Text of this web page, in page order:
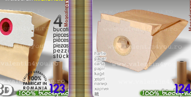
123 124